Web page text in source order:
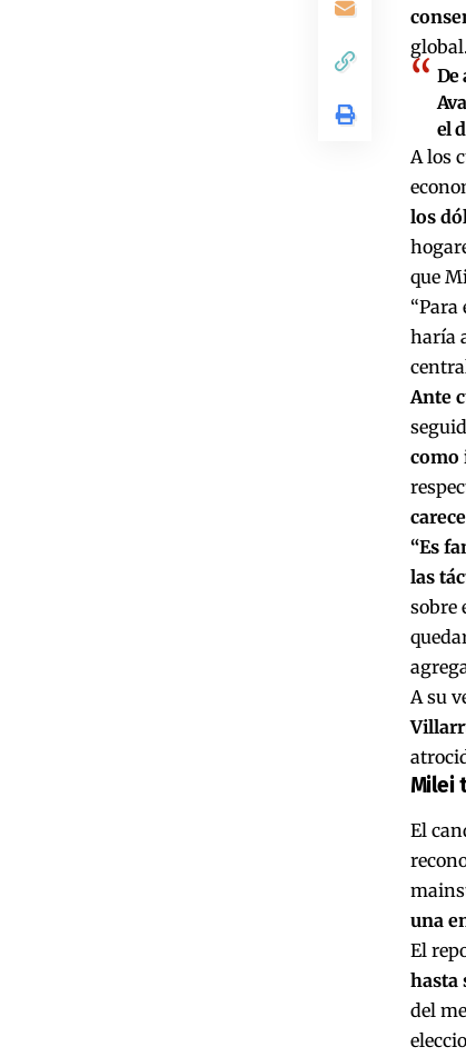
De
el
A los
los
que
haría
Ante
como
“Es
las
sobre
A su
Milei
El
una
El
hasta
del